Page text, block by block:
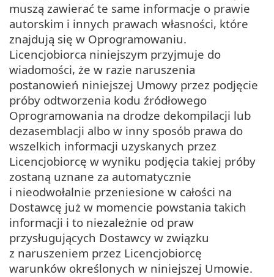
muszą zawierać te same informacje o prawie
autorskim i innych prawach własności, które
znajdują się w Oprogramowaniu.
Licencjobiorca niniejszym przyjmuje do
wiadomości, że w razie naruszenia
postanowień niniejszej Umowy przez podjęcie
próby odtworzenia kodu źródłowego
Oprogramowania na drodze dekompilacji lub
dezasemblacji albo w inny sposób prawa do
wszelkich informacji uzyskanych przez
Licencjobiorcę w wyniku podjęcia takiej próby
zostaną uznane za automatycznie
i nieodwołalnie przeniesione w całości na
Dostawcę już w momencie powstania takich
informacji i to niezależnie od praw
przysługujących Dostawcy w związku
z naruszeniem przez Licencjobiorcę
warunków określonych w niniejszej Umowie.